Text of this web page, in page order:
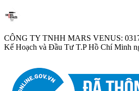
CÔNG TY TNHH MARS VENUS:
Kế Hoạch và Đầu Tư T.P Hồ Chí Minh